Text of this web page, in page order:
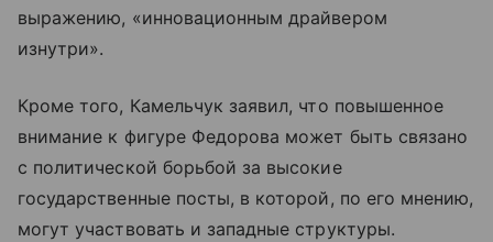
выражению, «инновационным драйвером
изнутри».
Кроме того, Камельчук заявил, что повышенное
внимание к фигуре Федорова может быть связано
с политической борьбой за высокие
государственные посты, в которой, по его мнению,
могут участвовать и западные структуры.